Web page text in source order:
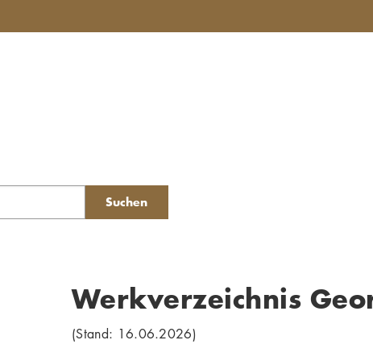
Suchen
Werkverzeichnis
(Stand: 16.06.2026)